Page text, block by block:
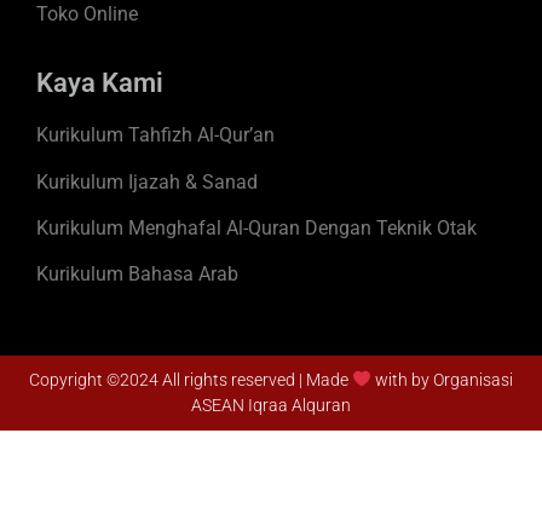
Toko Online
Kaya Kami
Kurikulum Tahfizh Al-Qur’an
Kurikulum Ijazah & Sanad
Kurikulum Menghafal Al-Quran Dengan Teknik Otak
Kurikulum Bahasa Arab
Copyright ©2024 All rights reserved | Made
with by Organisasi
ASEAN Iqraa Alquran